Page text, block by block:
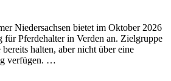
Niedersachsen bietet im Oktober 2026
für Pferdehalter in Verden an. Zielgruppe
halten, aber nicht über eine
verfügen. …